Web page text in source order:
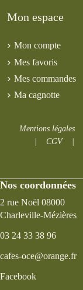
Mon espace
Mon compte
Mes favoris
Mes commandes
Ma cagnotte
Mentions légales
CGV|
Nos coordonnées
2 rue Noël 08000
Charleville-Mézières
03 24 33 38 96
cafes-oce@orange.fr
Facebook